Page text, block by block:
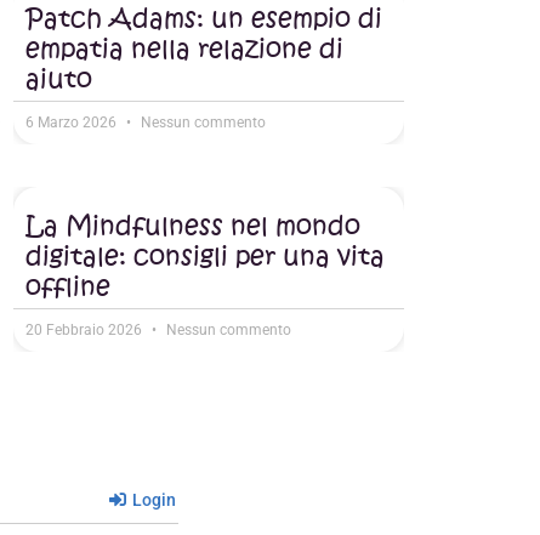
Patch Adams: un esempio di
empatia nella relazione di
aiuto
6 Marzo 2026 Nessun commento
La Mindfulness nel mondo
digitale: consigli per una vita
offline
20 Febbraio 2026 Nessun commento
Login